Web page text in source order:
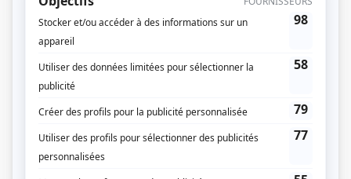
perfectionniste et charismatique qui cherche à percer dans un milieu où les
rôles pour les femmes noires sont encore rares. Jenny, quant à elle, travaille
comme agente administrative dans un CHSLD à Montréal, mais rêve
(Fourni par la production)
Liens
Fiche deGrimelle sur Showbizz.net
Genre